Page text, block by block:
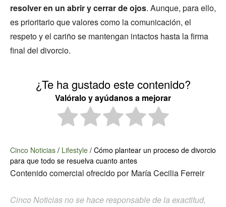
resolver en un abrir y cerrar de ojos. Aunque, para ello,
es prioritario que valores como la comunicación, el
respeto y el cariño se mantengan intactos hasta la firma
final del divorcio.
¿Te ha gustado este contenido?
Valóralo y ayúdanos a mejorar
Cinco Noticias / Lifestyle / Cómo plantear un proceso de divorcio
para que todo se resuelva cuanto antes
Contenido comercial ofrecido por María Cecilia Ferreir
Cinco Noticias no se hace responsable de la exactitud,